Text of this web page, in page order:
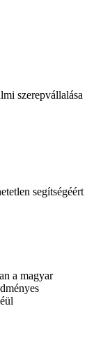
szerepvállalása
segítségéért
a magyar